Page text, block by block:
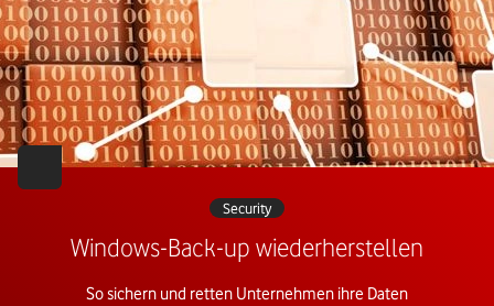
Security
Windows-Back-up wiederherstellen
So sichern und retten Unternehmen ihre Daten